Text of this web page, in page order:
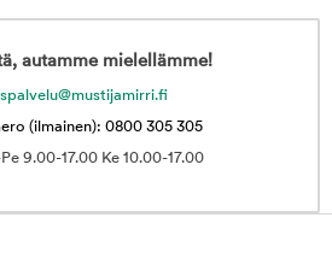
autamme mielellämme!
(ilmainen): 0800 305 305
9.00-17.00 Ke 10.00-17.00